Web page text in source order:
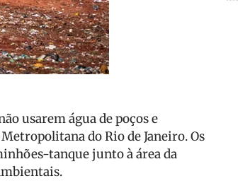
usarem água de poços e
do Rio de Janeiro. Os
tanque junto à área da